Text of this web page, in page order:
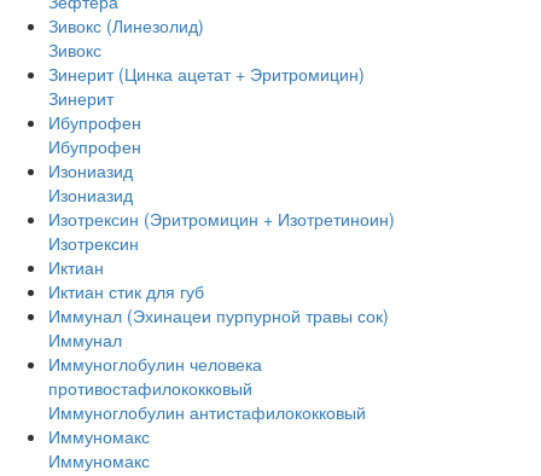
Зивокс (Линезолид)
Зивокс
Зинерит (Цинка ацетат + Эритромицин)
Зинерит
Ибупрофен
Ибупрофен
Изониазид
Изониазид
Изотрексин (Эритромицин + Изотретиноин)
Изотрексин
Иктиан
Иктиан стик для губ
Иммунал (Эхинацеи пурпурной травы сок)
Иммунал
Иммуноглобулин человека
противостафилококковый
Иммуноглобулин антистафилококковый
Иммуномакс
Иммуномакс